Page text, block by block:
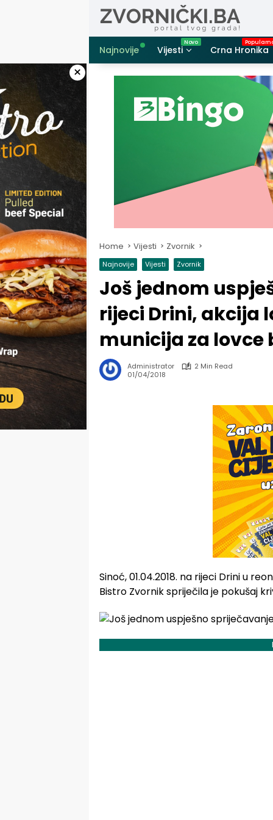
Najnovije
Vijesti Crna Hronika
×
Home Vijesti Zvornik
Najnovije Vijesti Zvornik
Još jednom
rijeci Drini, akcija
municija za lovce
Administrator
2 Min Read
01/04/2018
Sinoć, 01.04.2018. na rijeci Drini u
Bistro Zvornik spriječila je pokušaj